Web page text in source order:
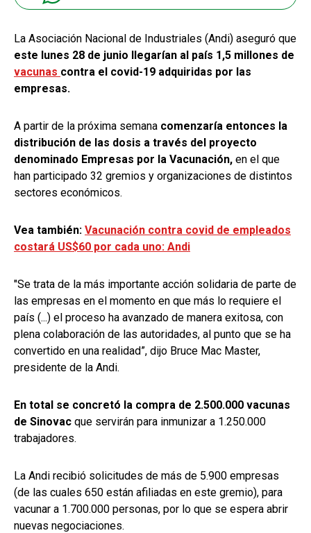
La Asociación Nacional de Industriales (Andi) aseguró que
este lunes 28 de junio llegarían al país 1,5 millones de
vacunas contra el covid-19 adquiridas por las
empresas.
A partir de la próxima semana comenzaría entonces la
distribución de las dosis a través del proyecto
denominado Empresas por la Vacunación, en el que
han participado 32 gremios y organizaciones de distintos
sectores económicos.
Vea también: Vacunación contra covid de empleados
costará US$60 por cada uno: Andi
"Se trata de la más importante acción solidaria de parte de
las empresas en el momento en que más lo requiere el
país (...) el proceso ha avanzado de manera exitosa, con
plena colaboración de las autoridades, al punto que se ha
convertido en una realidad”, dijo Bruce Mac Master,
presidente de la Andi.
En total se concretó la compra de 2.500.000 vacunas
de Sinovac que servirán para inmunizar a 1.250.000
trabajadores.
La Andi recibió solicitudes de más de 5.900 empresas
(de las cuales 650 están afiliadas en este gremio), para
vacunar a 1.700.000 personas, por lo que se espera abrir
nuevas negociaciones.